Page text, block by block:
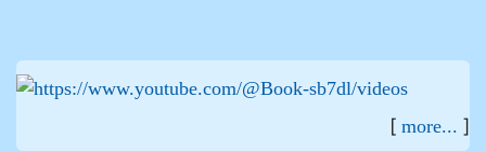
[ more... ]